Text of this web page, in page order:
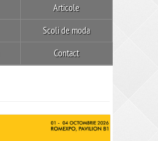
Articole
Scoli de moda
Contact